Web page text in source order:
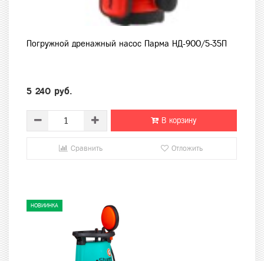
Погружной дренажный насос Парма НД-900/5-35П
5 240 руб.
В корзину
Сравнить Отложить
НОВИИНКА